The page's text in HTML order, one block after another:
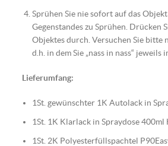
Sprühen Sie nie sofort auf das
Gegenstandes zu Sprühen. Drücken
Objektes durch. Versuchen Sie bitte
d.h. in dem Sie „nass in nass“
Lieferumfang:
1St. gewünschter 1K Autolack in
1St. 1K Klarlack in Spraydose
1St. 2K Polyesterfüllspachtel